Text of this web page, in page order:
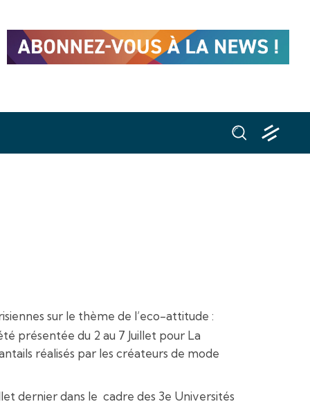
sur le thème de l’eco-attitude :
présentée du 2 au 7 Juillet pour La
réalisés par les créateurs de mode
dernier dans le cadre des 3e Universités